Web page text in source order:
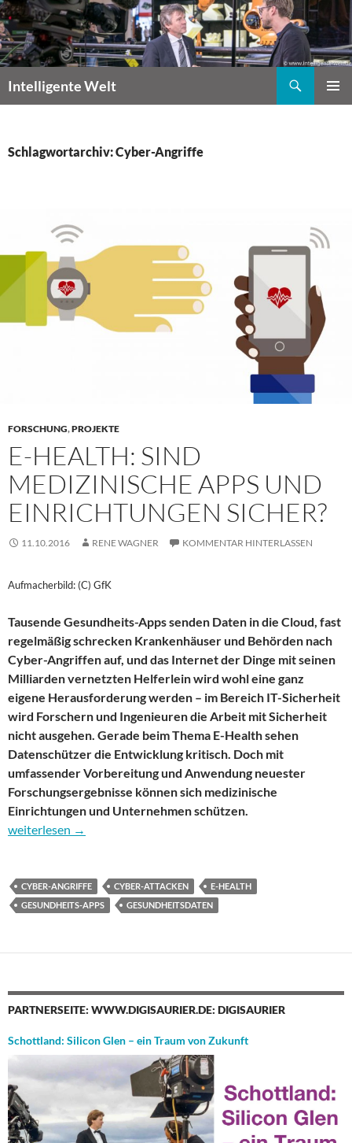
Zum
Inhalt
springen
Intelligente Welt
Schlagwortarchiv: Cyber-Angriffe
FORSCHUNG,PROJEKTE
E-HEALTH: SIND
MEDIZINISCHE APPS UND
EINRICHTUNGEN SICHER?
11.10.2016 RENE WAGNER KOMMENTAR HINTERLASSEN
Aufmacherbild: (C) GfK
Tausende Gesundheits-Apps senden Daten in die Cloud, fast
regelmäßig schrecken Krankenhäuser und Behörden nach
Cyber-Angriffen auf, und das Internet der Dinge mit seinen
Milliarden vernetzten Helferlein wird wohl eine ganz
eigene Herausforderung werden – im Bereich IT-Sicherheit
wird Forschern und Ingenieuren die Arbeit mit Sicherheit
nicht ausgehen. Gerade beim Thema E-Health sehen
Datenschützer die Entwicklung kritisch. Doch mit
umfassender Vorbereitung und Anwendung neuester
Forschungsergebnisse können sich medizinische
Einrichtungen und Unternehmen schützen.
E-Health: Sind medizinische Apps und Einrichtungen sicher?
weiterlesen →
CYBER-ANGRIFFE CYBER-ATTACKEN
E-HEALTH
GESUNDHEITS-APPS
GESUNDHEITSDATEN
PARTNERSEITE: WWW.DIGISAURIER.DE: DIGISAURIER
Schottland: Silicon Glen – ein Traum von Zukunft